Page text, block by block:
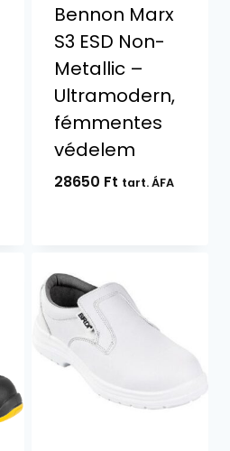
Bennon Marx
S3 ESD Non-
Metallic –
Ultramodern,
fémmentes
védelem
28650 Ft tart. ÁFA